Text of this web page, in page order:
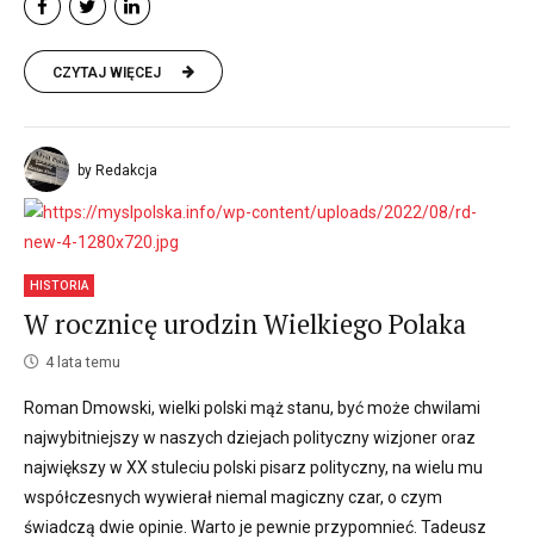
CZYTAJ WIĘCEJ
by Redakcja
HISTORIA
W rocznicę urodzin Wielkiego Polaka
4 lata temu
Roman Dmowski, wielki polski mąż stanu, być może chwilami
najwybitniejszy w naszych dziejach polityczny wizjoner oraz
największy w XX stuleciu polski pisarz polityczny, na wielu mu
współczesnych wywierał niemal magiczny czar, o czym
świadczą dwie opinie. Warto je pewnie przypomnieć. Tadeusz